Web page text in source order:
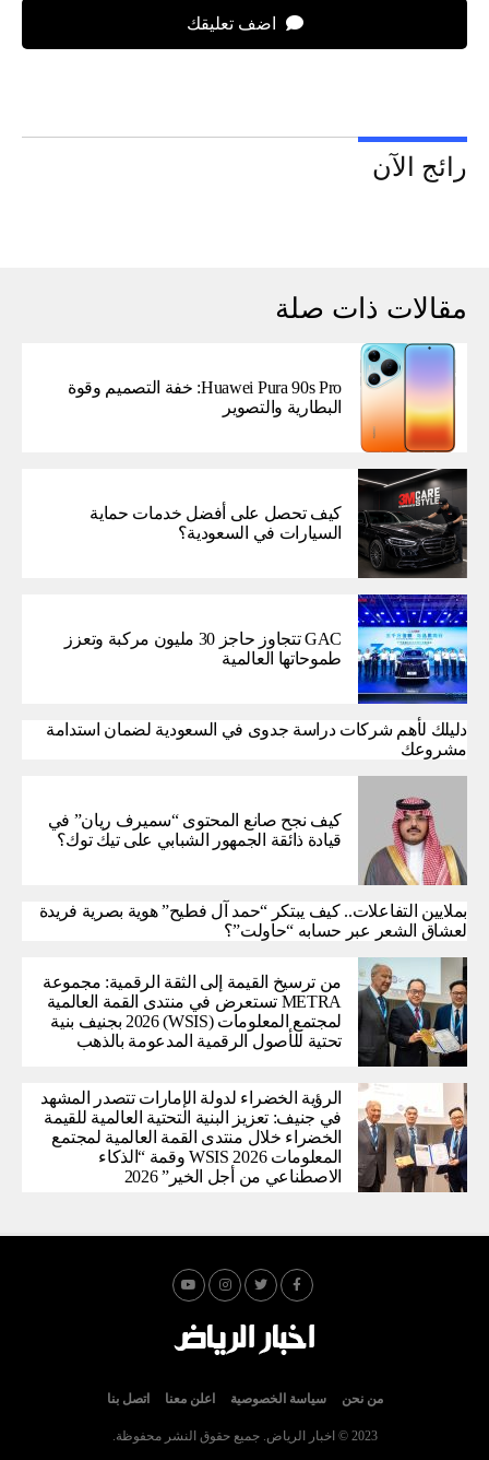
اضف تعليقك
رائج الآن
مقالات ذات صلة
Huawei Pura 90s Pro: خفة التصميم وقوة
البطارية والتصوير
كيف تحصل على أفضل خدمات حماية
السيارات في السعودية؟
GAC تتجاوز حاجز 30 مليون مركبة وتعزز
طموحاتها العالمية
دليلك لأهم شركات دراسة جدوى في السعودية لضمان استدامة
مشروعك
كيف نجح صانع المحتوى “سميرف ريان” في
قيادة ذائقة الجمهور الشبابي على تيك توك؟
بملايين التفاعلات.. كيف يبتكر “حمد آل فطيح” هوية بصرية فريدة
لعشاق الشعر عبر حسابه “حاولت”؟
من ترسيخ القيمة إلى الثقة الرقمية: مجموعة
METRA تستعرض في منتدى القمة العالمية
لمجتمع المعلومات (WSIS) 2026 بجنيف بنية
تحتية للأصول الرقمية المدعومة بالذهب
الرؤية الخضراء لدولة الإمارات تتصدر المشهد
في جنيف: تعزيز البنية التحتية العالمية للقيمة
الخضراء خلال منتدى القمة العالمية لمجتمع
المعلومات WSIS 2026 وقمة “الذكاء
الاصطناعي من أجل الخير” 2026
من نحن سياسة الخصوصية اعلن معنا اتصل بنا
2023 © اخبار الرياض. جميع حقوق النشر محفوظة.